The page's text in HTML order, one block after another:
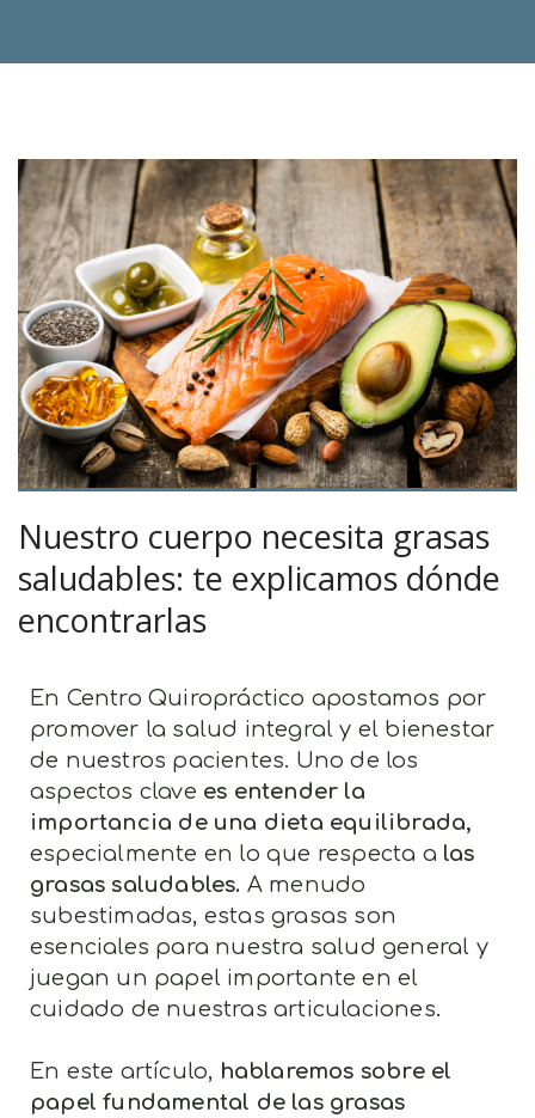
Nuestro cuerpo necesita grasas
saludables: te explicamos dónde
encontrarlas
En Centro Quiropráctico apostamos por
promover la salud integral y el bienestar
de nuestros pacientes. Uno de los
aspectos clave es entender la
importancia de una dieta equilibrada,
especialmente en lo que respecta a las
grasas saludables. A menudo
subestimadas, estas grasas son
esenciales para nuestra salud general y
juegan un papel importante en el
cuidado de nuestras articulaciones.
En este artículo, hablaremos sobre el
papel fundamental de las grasas